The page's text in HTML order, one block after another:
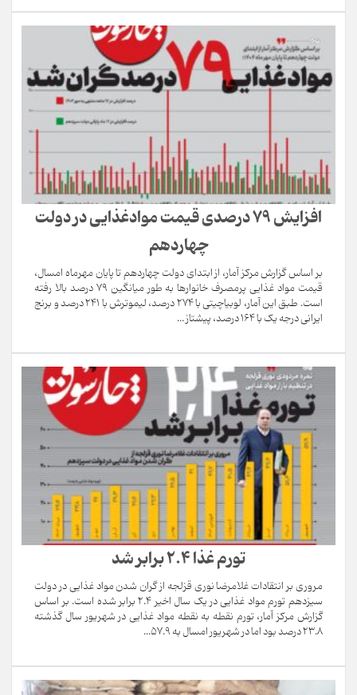
افزایش 79 درصدی قیمت موادغذایی در دولت
چهاردهم
بر اساس گزارش مرکز آمار، از ابتدای دولت چهاردهم تا پایان مهرماه امسال،
قیمت مواد غذایی پرمصرف خانوارها به طور میانگین 79 درصد بالا رفته
است. طبق این آمار، لوبیاچیتی با 274 درصد، لیموترش با 241 درصد و برنج
ایرانی درجه یک با 164 درصد، پیشتاز ...
تورم غذا 2.4 برابر شد
مروری بر انتقادات غلامرضا نوری قزلجه از گران شدن مواد غذایی در دولت
سیزدهم تورم مواد غذایی در یک سال اخیر 2.4 برابر شده است. بر اساس
گزارش مرکز آمار، تورم نقطه به نقطه مواد غذایی در شهریور سال گذشته
23.8 درصد بود اما در شهریور امسال به 57.9...